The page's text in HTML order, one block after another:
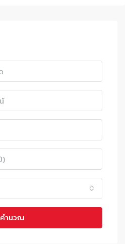
คำนวณ